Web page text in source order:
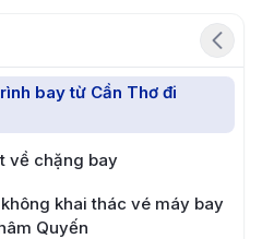
bay từ Cần Thơ đi
về chặng bay
khai thác vé máy bay
Quyến